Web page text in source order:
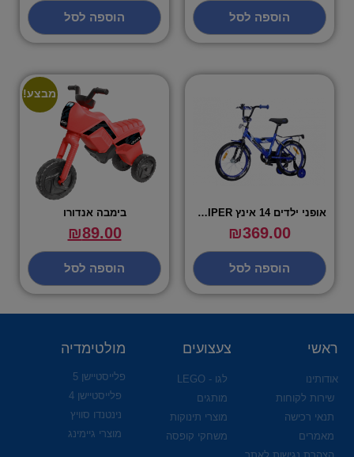
הוספה לסל הוספה לסל
אופני ילדים 14 אינץ VIPER – במגוון צבעים
₪369.00
הוספה לסל
מבצע!
בימבה אנדורו
₪89.00
הוספה לסל
ראשי
אודותינו
שירות לקוחות
תנאי רכישה
מאמרים
צעצועים
לגו - LEGO
מותגים
מוצרי תינוקות
משחקי קופסה
מולטימדיה
פלייסטיישן 5
פלייסטיישן 4
נינטנדו סוויץ
מוצרי גיימינג